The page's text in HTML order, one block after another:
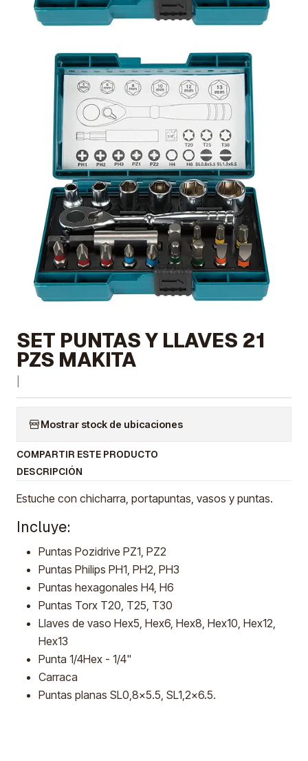
SET PUNTAS Y LLAVES 21
PZS MAKITA
Mostrar stock de ubicaciones
COMPARTIR ESTE PRODUCTO
DESCRIPCIÓN
Estuche con chicharra, portapuntas, vasos y puntas.
Incluye:
Puntas Pozidrive PZ1, PZ2
Puntas Philips PH1, PH2, PH3
Puntas hexagonales H4, H6
Puntas Torx T20, T25, T30
Llaves de vaso Hex5, Hex6, Hex8, Hex10, Hex12,
Hex13
Punta 1/4Hex - 1/4"
Carraca
Puntas planas SL0,8x5.5, SL1,2x6.5.